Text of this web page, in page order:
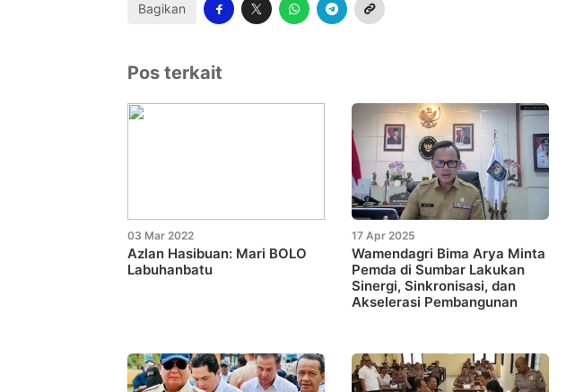
Bagikan
Pos terkait
03 Mar 2022
Azlan Hasibuan: Mari BOLO
Labuhanbatu
17 Apr 2025
Wamendagri Bima Arya Minta
Pemda di Sumbar Lakukan
Sinergi, Sinkronisasi, dan
Akselerasi Pembangunan